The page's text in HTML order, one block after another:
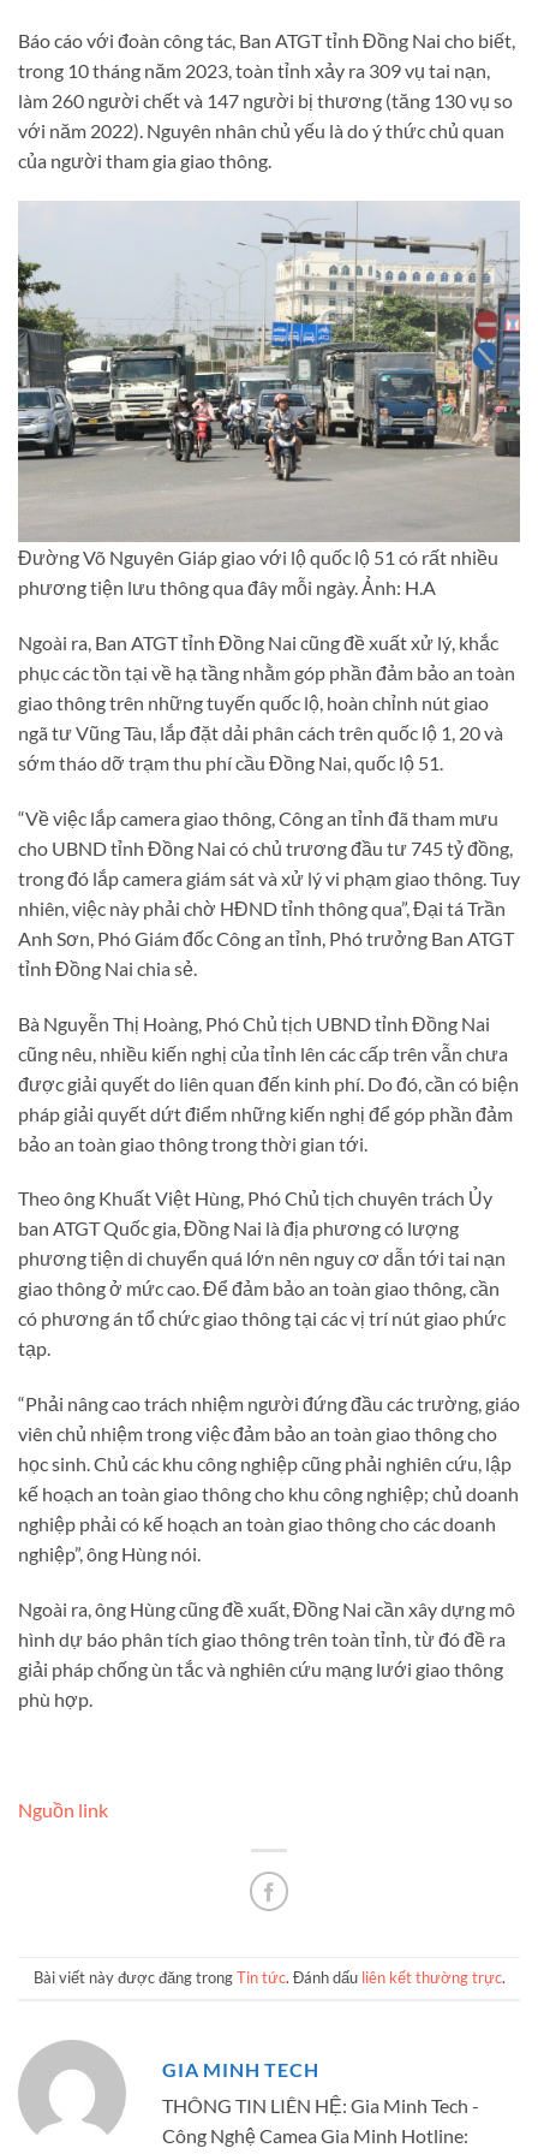
Báo cáo với đoàn công tác, Ban ATGT tỉnh Đồng Nai cho biết,
trong 10 tháng năm 2023, toàn tỉnh xảy ra 309 vụ tai nạn,
làm 260 người chết và 147 người bị thương (tăng 130 vụ so
với năm 2022). Nguyên nhân chủ yếu là do ý thức chủ quan
của người tham gia giao thông.
Đường Võ Nguyên Giáp giao với lộ quốc lộ 51 có rất nhiều
phương tiện lưu thông qua đây mỗi ngày. Ảnh: H.A
Ngoài ra, Ban ATGT tỉnh Đồng Nai cũng đề xuất xử lý, khắc
phục các tồn tại về hạ tầng nhằm góp phần đảm bảo an toàn
giao thông trên những tuyến quốc lộ, hoàn chỉnh nút giao
ngã tư Vũng Tàu, lắp đặt dải phân cách trên quốc lộ 1, 20 và
sớm tháo dỡ trạm thu phí cầu Đồng Nai, quốc lộ 51.
“Về việc lắp camera giao thông, Công an tỉnh đã tham mưu
cho UBND tỉnh Đồng Nai có chủ trương đầu tư 745 tỷ đồng,
trong đó lắp camera giám sát và xử lý vi phạm giao thông. Tuy
nhiên, việc này phải chờ HĐND tỉnh thông qua”, Đại tá Trần
Anh Sơn, Phó Giám đốc Công an tỉnh, Phó trưởng Ban ATGT
tỉnh Đồng Nai chia sẻ.
Bà Nguyễn Thị Hoàng, Phó Chủ tịch UBND tỉnh Đồng Nai
cũng nêu, nhiều kiến nghị của tỉnh lên các cấp trên vẫn chưa
được giải quyết do liên quan đến kinh phí. Do đó, cần có biện
pháp giải quyết dứt điểm những kiến nghị để góp phần đảm
bảo an toàn giao thông trong thời gian tới.
Theo ông Khuất Việt Hùng, Phó Chủ tịch chuyên trách Ủy
ban ATGT Quốc gia, Đồng Nai là địa phương có lượng
phương tiện di chuyển quá lớn nên nguy cơ dẫn tới tai nạn
giao thông ở mức cao. Để đảm bảo an toàn giao thông, cần
có phương án tổ chức giao thông tại các vị trí nút giao phức
tạp.
“Phải nâng cao trách nhiệm người đứng đầu các trường, giáo
viên chủ nhiệm trong việc đảm bảo an toàn giao thông cho
học sinh. Chủ các khu công nghiệp cũng phải nghiên cứu, lập
kế hoạch an toàn giao thông cho khu công nghiệp; chủ doanh
nghiệp phải có kế hoạch an toàn giao thông cho các doanh
nghiệp”, ông Hùng nói.
Ngoài ra, ông Hùng cũng đề xuất, Đồng Nai cần xây dựng mô
hình dự báo phân tích giao thông trên toàn tỉnh, từ đó đề ra
giải pháp chống ùn tắc và nghiên cứu mạng lưới giao thông
phù hợp.
Nguồn link
Bài viết này được đăng trongTin tức. Đánh dấu liên kết thường trực.
GIA MINH TECH
THÔNG TIN LIÊN HỆ: Gia Minh Tech -
Công Nghệ Camea Gia Minh Hotline: